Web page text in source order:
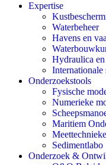
Expertise
Waterbeheer
Havens en
Hydraulica
Internationale
Onderzoekstools
Fysische
Numerieke
Maritiem
Sedimentlabo
Onderzoek &